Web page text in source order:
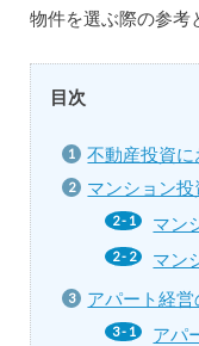
物件を選ぶ際の参考
目次
不動産投資に
マンション
マン
マン
アパート経
アパ